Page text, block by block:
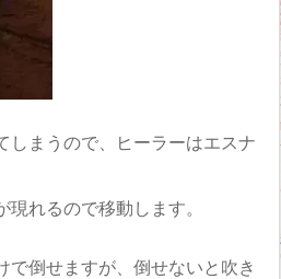
しまうので、ヒーラーはエスナ
れるので移動します。
で倒せますが、倒せないと吹き